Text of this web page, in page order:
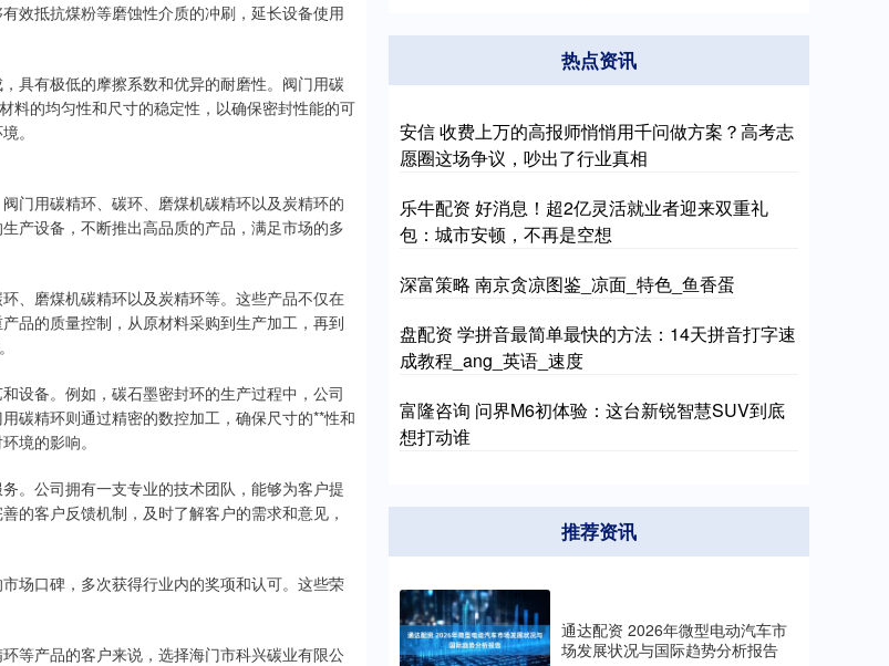
效抵抗煤粉等磨蚀性介质的冲刷，延长设备使用
具有极低的摩擦系数和优异的耐磨性。阀门用碳
料的均匀性和尺寸的稳定性，以确保密封性能的可
。
门用碳精环、碳环、磨煤机碳精环以及炭精环的
产设备，不断推出高品质的产品，满足市场的多
、磨煤机碳精环以及炭精环等。这些产品不仅在
品的质量控制，从原材料采购到生产加工，再到
设备。例如，碳石墨密封环的生产过程中，公司
碳精环则通过精密的数控加工，确保尺寸的**性和
境的影响。
。公司拥有一支专业的技术团队，能够为客户提
的客户反馈机制，及时了解客户的需求和意见，
场口碑，多次获得行业内的奖项和认可。这些荣
等产品的客户来说，选择海门市科兴碳业有限公
热点资讯
安信 收费上万的高报师悄悄用千问做方案？高考志
愿圈这场争议，吵出了行业真相
乐牛配资 好消息！超2亿灵活就业者迎来双重礼
包：城市安顿，不再是空想
深富策略 南京贪凉图鉴_凉面_特色_鱼香蛋
盘配资 学拼音最简单最快的方法：14天拼音打字速
成教程_ang_英语_速度
富隆咨询 问界M6初体验：这台新锐智慧SUV到底
想打动谁
推荐资讯
通达配资 2026年微型电动汽车市
场发展状况与国际趋势分析报告